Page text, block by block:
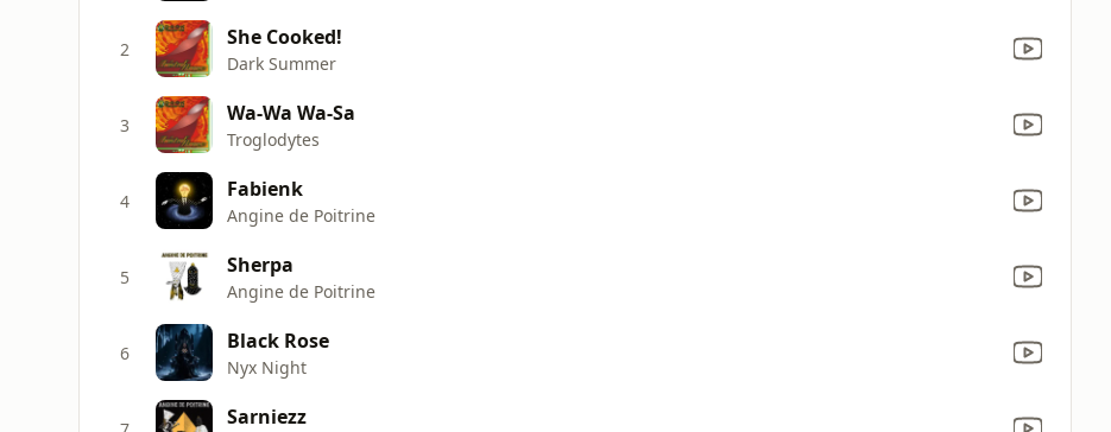
2 She Cooked!
Dark Summer
3 Wa-Wa Wa-Sa
Troglodytes
4 Fabienk
Angine de Poitrine
5 Sherpa
Angine de Poitrine
6 Black Rose
Nyx Night
Sarniezz